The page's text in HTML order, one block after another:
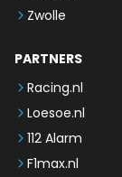
Zwolle
PARTNERS
Racing.nl
Loesoe.nl
112 Alarm
F1max.nl